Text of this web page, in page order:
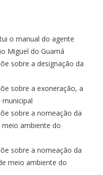
o manual do agente
Miguel do Guamá
sobre a designação da
sobre a exoneração, a
sobre a nomeação da
ambiente do
sobre a nomeação da
meio ambiente do